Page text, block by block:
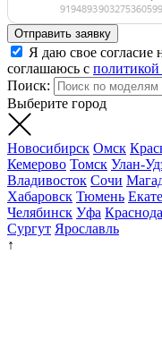
Отправить заявку
Я даю свое согласие
соглашаюсь с
Поиск:
Выберите город
Новосибирск Омск
Кемерово Томск Улан-
Владивосток Сочи
Хабаровск Тюмень
Челябинск Уфа
Сургут Ярославль
↑